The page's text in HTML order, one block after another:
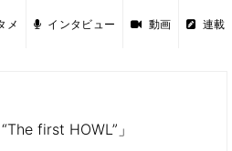
メ インタビュー 動画 連載
first HOWL”」